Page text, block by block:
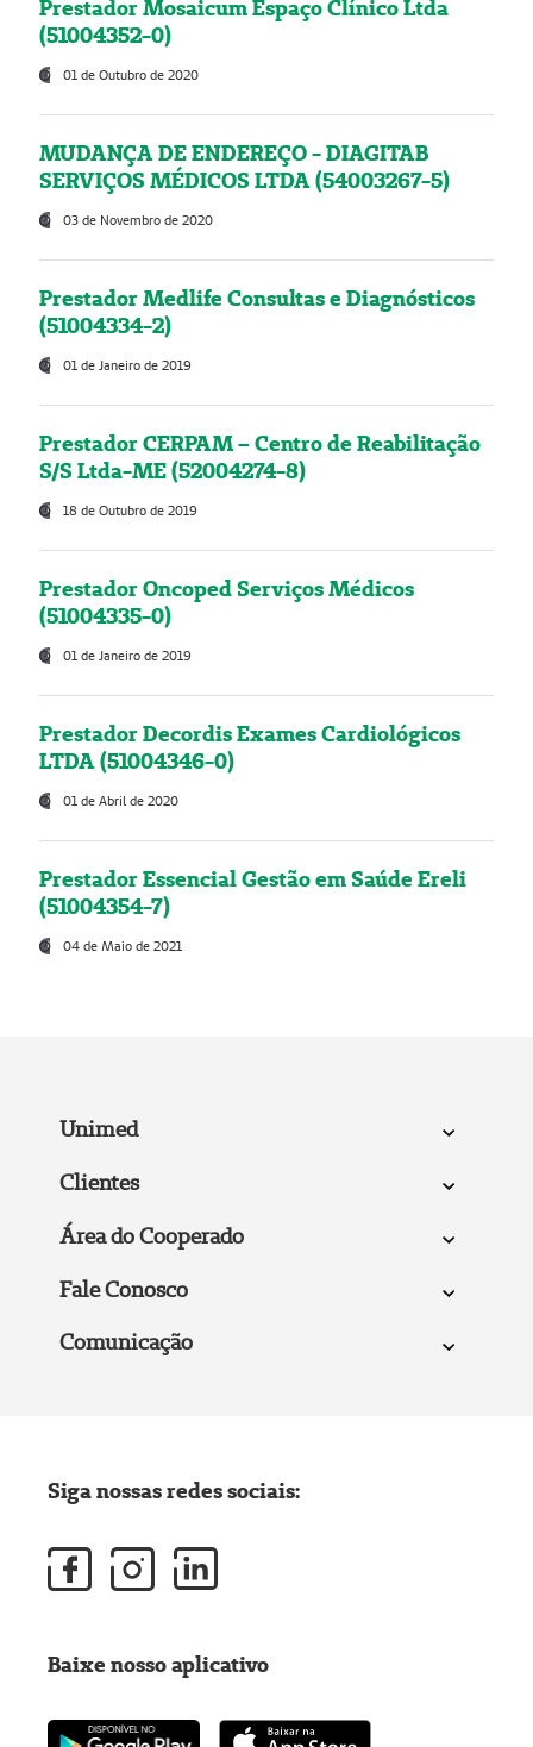
Prestador Mosaicum Espaço Clínico Ltda
(51004352-0)
01 de Outubro de 2020
MUDANÇA DE ENDEREÇO - DIAGITAB
SERVIÇOS MÉDICOS LTDA (54003267-5)
03 de Novembro de 2020
Prestador Medlife Consultas e Diagnósticos
(51004334-2)
01 de Janeiro de 2019
Prestador CERPAM – Centro de Reabilitação
S/S Ltda-ME (52004274-8)
18 de Outubro de 2019
Prestador Oncoped Serviços Médicos
(51004335-0)
01 de Janeiro de 2019
Prestador Decordis Exames Cardiológicos
LTDA (51004346-0)
01 de Abril de 2020
Prestador Essencial Gestão em Saúde Ereli
(51004354-7)
04 de Maio de 2021
Unimed
Clientes
Área do Cooperado
Fale Conosco
Comunicação
Siga nossas redes sociais:
Baixe nosso aplicativo